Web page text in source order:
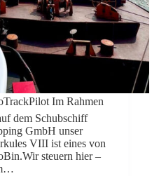
Im Rahmen
dem Schubschiff
GmbH unser
VIII ist eines von
steuern hier –